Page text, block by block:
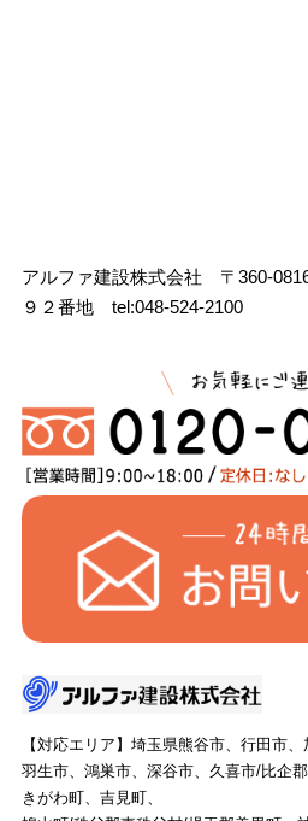
アルファ建設株式会社 〒360-
９２番地 tel:048-524-2100
【対応エリア】埼玉県熊谷市、行田市
羽生市、鴻巣市、深谷市、久喜市/比企
きがわ町、吉見町、